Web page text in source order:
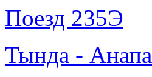
Поезд 235Э
Тында - Анапа